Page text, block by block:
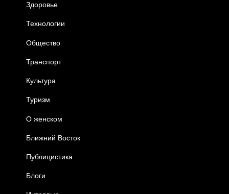
Здоровье
Технологии
Общество
Транспорт
Культура
Туризм
О женском
Ближний Восток
Публицистика
Блоги